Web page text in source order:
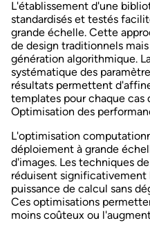
L'établissement d'une
standardisés et testés
grande échelle. Cette
de design traditionnels
génération algorithmique.
systématique des
résultats permettent
templates pour chaque cas
Optimisation des
L'optimisation
déploiement à grande
d'images. Les techniques de
réduisent significativement
puissance de calcul sans
Ces optimisations
moins coûteux ou